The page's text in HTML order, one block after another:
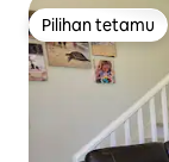
Pilihan tetamu
Pilihan tetamu